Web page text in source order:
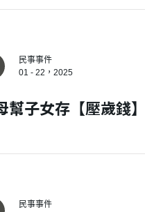
民事事件
01 - 22，2025
幫子女存【壓歲錢
民事事件